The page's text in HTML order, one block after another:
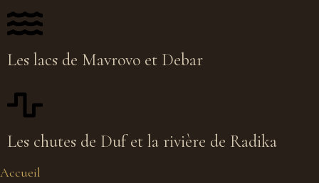
Les lacs de Mavrovo et Debar
Les chutes de Duf et la rivière de Radika
Accueil